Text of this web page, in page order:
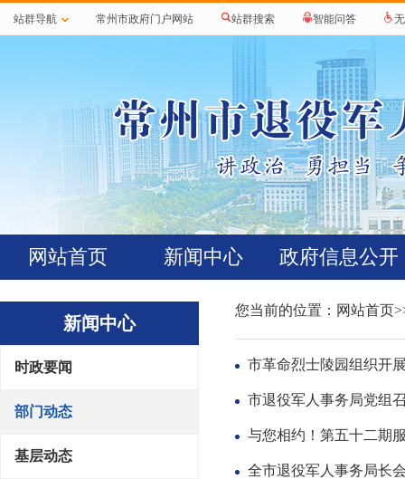
站群导航 常州市政府门户网站 站群搜索 智能问答
网站首页 新闻中心 政府信息公开
新闻中心
时政要闻
部门动态
基层动态
您当前的位置： 网站首页
市革命烈士陵园组织开
市退役军人事务局党组
与您相约！第五十二期
全市退役军人事务局长